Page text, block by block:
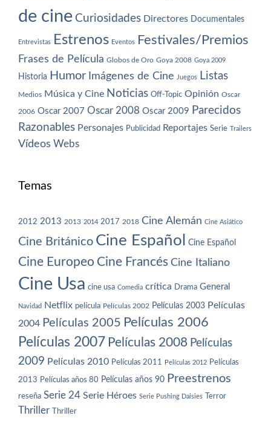
de cine Curiosidades Directores Documentales
Entrevistas Estrenos Eventos Festivales/Premios
Frases de Película Globos de Oro Goya 2008 Goya 2009
Historia Humor Imágenes de Cine Juegos Listas
Medios Música y Cine Noticias Off-Topic Opinión Oscar
2006 Oscar 2007 Oscar 2008 Oscar 2009 Parecidos
Razonables Personajes Publicidad Reportajes Serie Trailers
Vídeos Webs
Temas
2012 2013 2013 2014 2017 2018 Cine Alemán Cine Asiático
Cine Británico Cine Español Cine Español
Cine Europeo Cine Francés Cine Italiano
Cine Usa cine usa Comedia crítica Drama General
Navidad Netflix película Películas 2002 Películas 2003 Películas
2004 Películas 2005 Películas 2006
Películas 2007 Películas 2008 Películas
2009 Películas 2010 Películas 2011 Películas 2012 Películas
2013 Películas años 80 Películas años 90 Preestrenos
reseña Serie 24 Serie Héroes Serie Pushing Daisies Terror
Thriller Thriller